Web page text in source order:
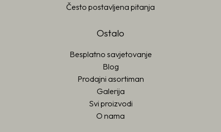
Često postavljena pitanja
Ostalo
Besplatno savjetovanje
Blog
Prodajni asortiman
Galerija
Svi proizvodi
O nama